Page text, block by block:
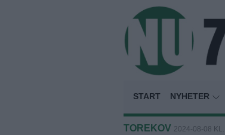
START NYHETER
TOREKOV 2024-08-08